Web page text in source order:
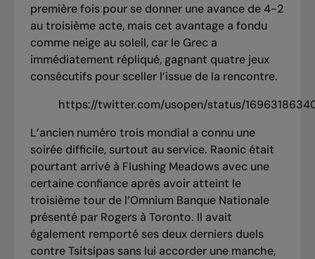
première fois pour se donner une avance de 4-2
au troisième acte, mais cet avantage a fondu
comme neige au soleil, car le Grec a
immédiatement répliqué, gagnant quatre jeux
consécutifs pour sceller l’issue de la rencontre.
https://twitter.com/usopen/status/
L’ancien numéro trois mondial a connu une
soirée difficile, surtout au service. Raonic était
pourtant arrivé à Flushing Meadows avec une
certaine confiance après avoir atteint le
troisième tour de l’Omnium Banque Nationale
présenté par Rogers à Toronto. Il avait
également remporté ses deux derniers duels
contre Tsitsipas sans lui accorder une manche,